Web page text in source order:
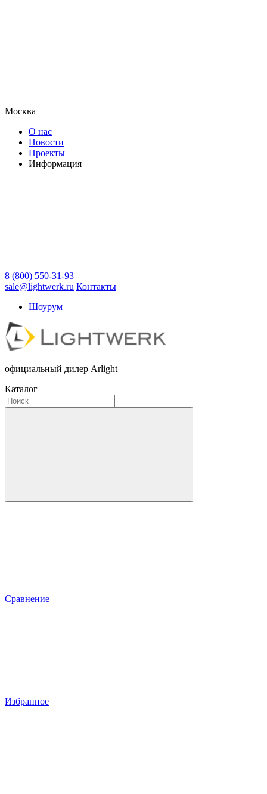
Москва
О нас
Новости
Проекты
Информация
8 (800) 550-31-93
sale@lightwerk.ru Контакты
Шоурум
официальный дилер Arlight
Каталог
Сравнение
Избранное